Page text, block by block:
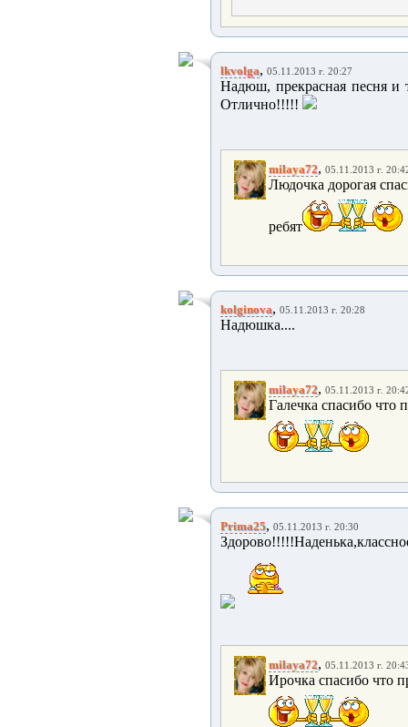
lkvolga, 05.11.2013 г. 20:27
Надюш, прекрасная песня и
Отлично!!!!!
milaya72, 05.11.2013 г.
Людочка дорогая
ребят
kolginova, 05.11.2013 г. 20:28
Надюшка....
milaya72, 05.11.2013 г.
Галечка спасибо что
Prima25, 05.11.2013 г. 20:30
milaya72, 05.11.2013 г.
Ирочка спасибо что